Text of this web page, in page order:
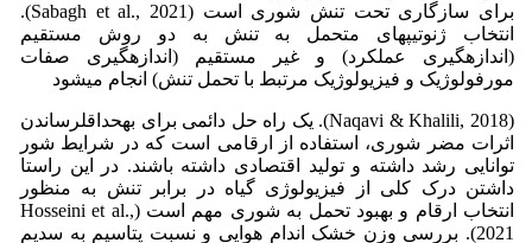
برای سازگاری تحت تنش شوری است (Sabagh et al., 2021).
انتخاب ژنوتیپهای متحمل به تنش به دو روش مستقیم
(اندازهگیری عملکرد) و غیر مستقیم (اندازهگیری صفات
مورفولوژیک و فیزیولوژیک مرتبط با تحمل تنش) انجام میشود
(Naqavi & Khalili, 2018). یک راه حل دائمی برای بهحداقلرساندن
اثرات مضر شوری، استفاده از ارقامی است که در شرایط شور
توانایی رشد داشته و تولید اقتصادی داشته باشند. در این راستا
داشتن درک کلی از فیزیولوژی گیاه در برابر تنش به منظور
انتخاب ارقام و بهبود تحمل به شوری مهم است (Hosseini et al.,
2021). بررسی وزن خشک اندام هوایی و نسبت پتاسیم به سدیم